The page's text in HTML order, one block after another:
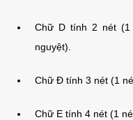
Chữ D tính 2 nét
nguyệt).
Chữ Đ tính 3 nét (1
Chữ E tính 4 nét (1